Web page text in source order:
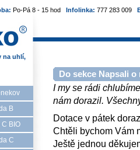
Po-Pá 8 - 15 hod Infolinka: 777 283 009
na uhlí,
B
BIO
C
Do sekce Napsali
I my se rádi
nám dorazil.
Dotace v pátek
Chtěli bychom Vám
Ještě jednou